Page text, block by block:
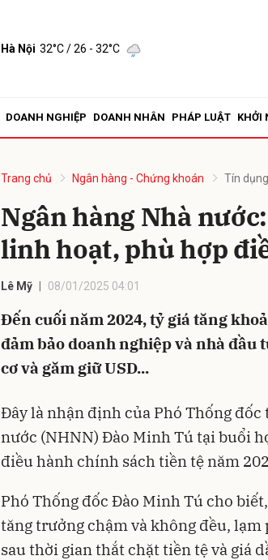
Hà Nội 32°C/ 26 - 32°C
DOANH NGHIỆP DOANH NHÂN PHÁP LUẬT KHỞI
Trang chủ Ngân hàng - Chứng khoán Tín
Ngân hàng Nhà
linh hoạt, phù hợp
Lê Mỹ 08/01/2025 04:01
Đến cuối năm 2024, tỷ giá tăng
đảm bảo doanh nghiệp và nhà đầu
cơ và găm giữ USD...
Đây là nhận định của Phó Thống
nước (NHNN) Đào Minh Tú tại buổi
điều hành chính sách tiền tệ năm
Phó Thống đốc Đào Minh Tú cho
tăng trưởng chậm và không đều,
sau thời gian thắt chặt tiền tệ và giá